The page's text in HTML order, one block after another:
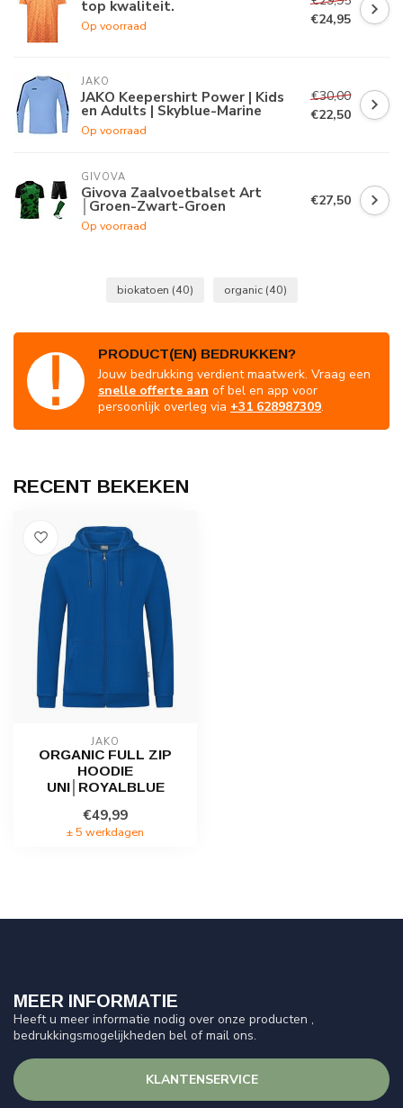
top kwaliteit.
Op voorraad
€24,95
JAKO
JAKO Keepershirt Power | Kids
en Adults | Skyblue-Marine
Op voorraad
€30,00
€22,50
GIVOVA
Givova Zaalvoetbalset Art
│Groen-Zwart-Groen
Op voorraad
€27,50
biokatoen (40) organic (40)
PRODUCT(EN) BEDRUKKEN?
Jouw bedrukking verdient maatwerk. Vraag een
snelle offerte aan of bel en app voor
persoonlijk overleg via +31 628987309.
RECENT BEKEKEN
JAKO
ORGANIC FULL ZIP
HOODIE
UNI│ROYALBLUE
€49,99
± 5 werkdagen
MEER INFORMATIE
Heeft u meer informatie nodig over onze producten ,
bedrukkingsmogelijkheden bel of mail ons.
KLANTENSERVICE